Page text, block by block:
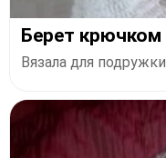
Берет крючком
Вязала для подружки